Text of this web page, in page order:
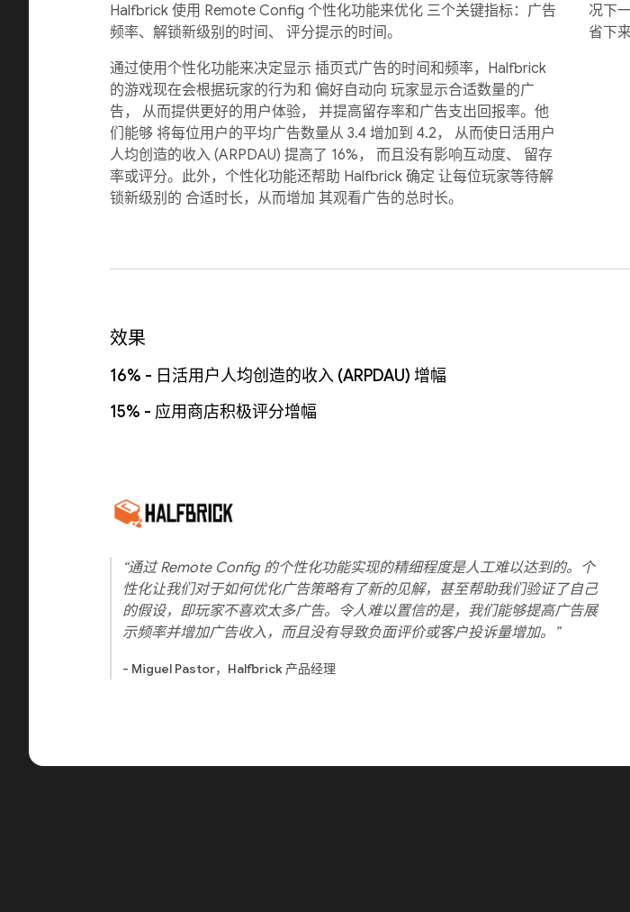
Halfbrick 使用 Remote Config 个性化功能来优化 三个关键指标：广告
频率、解锁新级别的时间、 评分提示的时间。
通过使用个性化功能来决定显示 插页式广告的时间和频率，Halfbrick
的游戏现在会根据玩家的行为和 偏好自动向 玩家显示合适数量的广
告， 从而提供更好的用户体验， 并提高留存率和广告支出回报率。他
们能够 将每位用户的平均广告数量从 3.4 增加到 4.2， 从而使日活用户
人均创造的收入 (ARPDAU) 提高了 16%， 而且没有影响互动度、 留存
率或评分。此外，个性化功能还帮助 Halfbrick 确定 让每位玩家等待解
锁新级别的 合适时长，从而增加 其观看广告的总时长。
况下
省下
效果
16% - 日活用户人均创造的收入 (ARPDAU) 增幅
15% - 应用商店积极评分增幅
“通过 Remote Config 的个性化功能实现的精细程度是人工难以达到的。个
性化让我们对于如何优化广告策略有了新的见解，甚至帮助我们验证了自己
的假设，即玩家不喜欢太多广告。令人难以置信的是，我们能够提高广告展
示频率并增加广告收入，而且没有导致负面评价或客户投诉量增加。”
- Miguel Pastor，Halfbrick 产品经理